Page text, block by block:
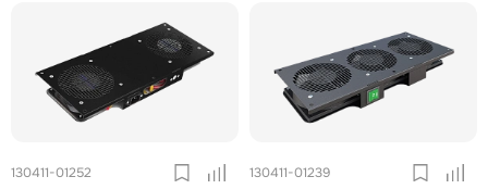
130411-01252 130411-01239